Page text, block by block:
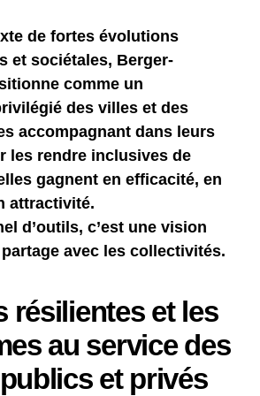
de fortes évolutions
et sociétales, Berger-
comme un
des villes et des
accompagnant dans leurs
les rendre inclusives de
gagnent en efficacité, en
attractivité.
d’outils, c’est une vision
avec les collectivités.
résilientes et les
au service des
et privés